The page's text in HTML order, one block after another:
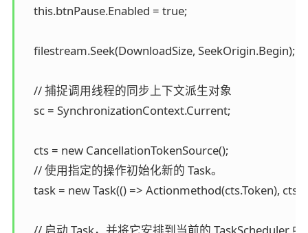
    this.btnPause.Enabled = true;
    filestream.Seek(DownloadSize, SeekOrigin.Begin);
    // 捕捉调用线程的同步上下文派生对象
    sc = SynchronizationContext.Current;
    cts = new CancellationTokenSource();
    // 使用指定的操作初始化新的 Task。
task = new Task(() => Actionmethod(cts.Token),